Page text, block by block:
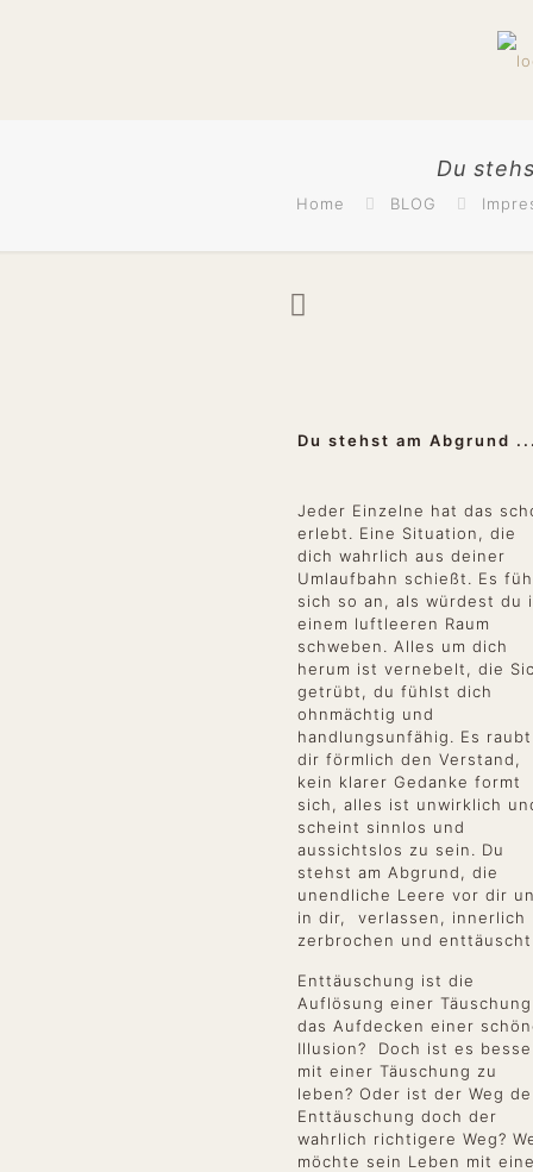
Du
Home BLOG
Du stehst am Abgrund
Jeder Einzelne hat das
erlebt. Eine Situation, die
dich wahrlich aus deiner
Umlaufbahn schießt. Es
sich so an, als würdest du
einem luftleeren Raum
schweben. Alles um dich
herum ist vernebelt, die
getrübt, du fühlst dich
ohnmächtig und
handlungsunfähig. Es raubt
dir förmlich den Verstand,
kein klarer Gedanke formt
sich, alles ist unwirklich
scheint sinnlos und
aussichtslos zu sein. Du
stehst am Abgrund, die
unendliche Leere vor dir
in dir, verlassen, innerlich
zerbrochen und
Enttäuschung ist die
Auflösung einer
das Aufdecken einer
Illusion? Doch ist es
mit einer Täuschung zu
leben? Oder ist der Weg
Enttäuschung doch der
wahrlich richtigere Weg?
möchte sein Leben mit